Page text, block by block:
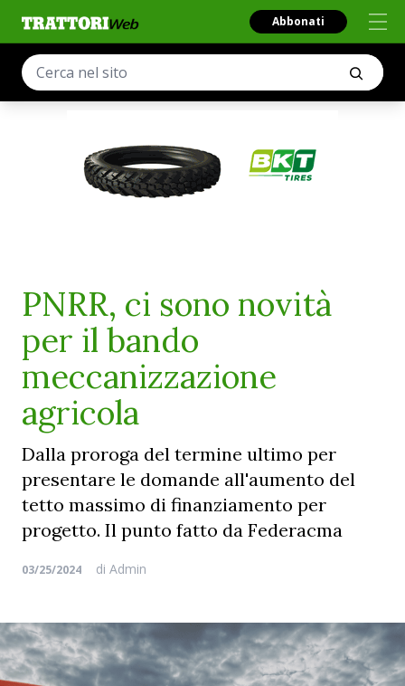
Abbonati
PNRR, ci sono novità
per il bando
meccanizzazione
agricola
Dalla proroga del termine ultimo per
presentare le domande all'aumento del
tetto massimo di finanziamento per
progetto. Il punto fatto da Federacma
03/25/2024 di Admin